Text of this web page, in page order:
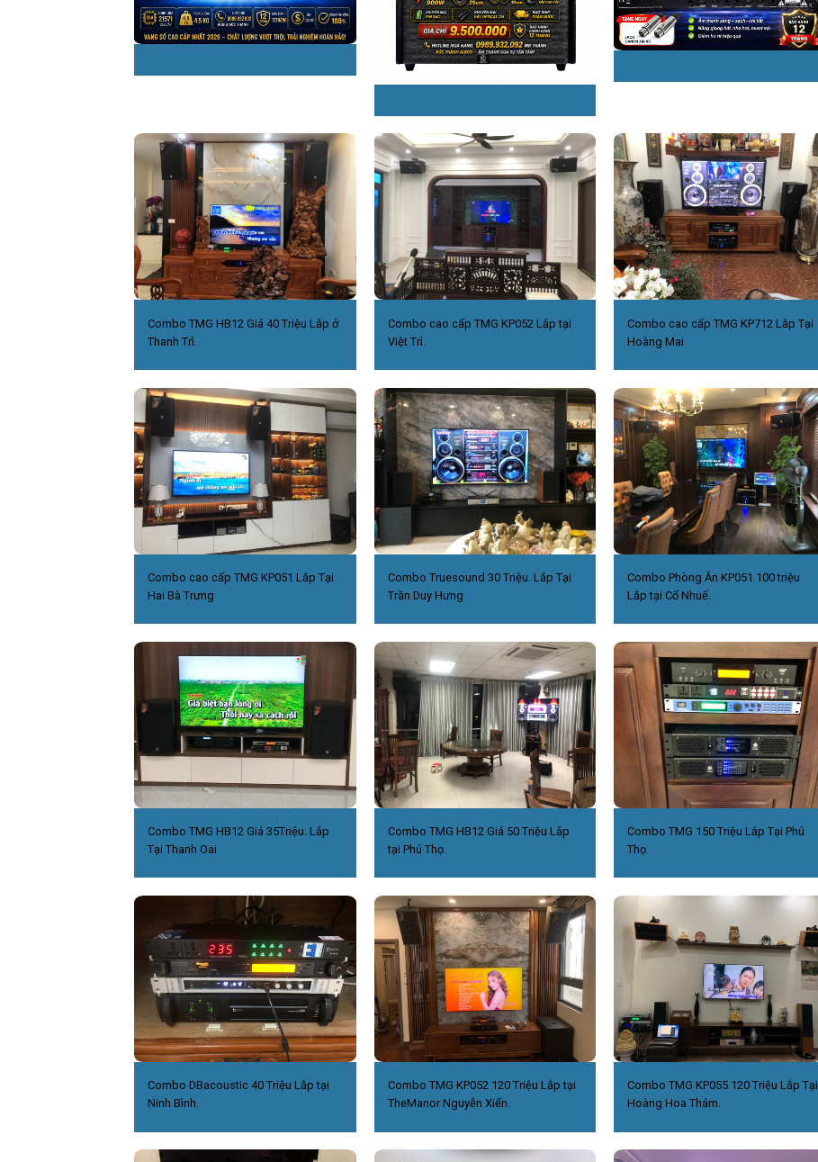
Combo TMG HB12 Giá 40 Triệu Lắp ở
Thanh Trì.
Combo cao cấp TMG KP052 Lắp tại
Việt Trì.
Combo cao cấp TMG KP712 Lắp Tại
Hoàng Mai
Combo cao cấp TMG KP051 Lắp Tại
Hai Bà Trưng
Combo Truesound 30 Triệu. Lắp Tại
Trần Duy Hưng
Combo Phòng Ăn KP051 100 triệu
Lắp tại Cổ Nhuế.
Combo TMG HB12 Giá 35Triệu. Lắp
Tại Thanh Oai
Combo TMG HB12 Giá 50 Triệu Lắp
tại Phú Thọ.
Combo TMG 150 Triệu Lắp Tại Phú
Thọ.
Combo DBacoustic 40 Triệu Lắp tại
Ninh Bình.
Combo TMG KP052 120 Triệu Lắp tại
TheManor Nguyễn Xiển.
Combo TMG KP055 120 Triệu Lắp Tại
Hoàng Hoa Thám.